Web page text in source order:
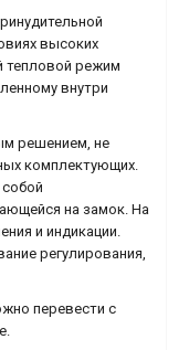
высоких
тепловой режим
внутри
решением, не
комплектующих.
на замок. На
и индикации.
регулирования,
перевести с